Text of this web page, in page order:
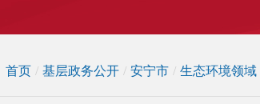
首页 / 基层政务公开 / 安宁市 / 生态环境领域